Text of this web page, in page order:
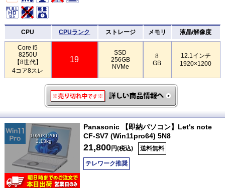
CPU CPUランク ストレージ メモリ 液晶/解像度
Core i5
8250U
【8世代】
4コア8スレ
19
SSD
256GB
NVMe
8
GB
12.1インチ
1920×1200
1920×1200
1.13kg
Panasonic 【即納パソコン】Let's note
CF-SV7 (Win11pro64) 5N8
21,800円(税込) 送料無料
テレワーク推奨